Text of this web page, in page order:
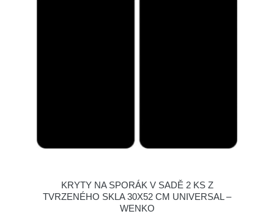
KRYTY NA SPORÁK V SADĚ 2 KS Z
TVRZENÉHO SKLA 30X52 CM UNIVERSAL –
WENKO